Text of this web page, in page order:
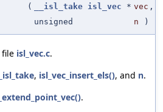
( __isl_take isl_vec * vec ,
unsigned
n )
isl_vec.c.
__isl_take, isl_vec_insert_els(), and n.
.